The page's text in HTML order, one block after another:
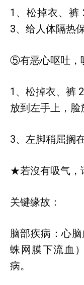
1、松掉衣、裤
3、给人体隔热
⑤有恶心呕吐，
1、松掉衣、裤
放到左手上，脸
3、左脚稍屈搁
★若沒有吸气，
关键缘故：
脑部疾病：心脑
蛛网膜下流血
病。